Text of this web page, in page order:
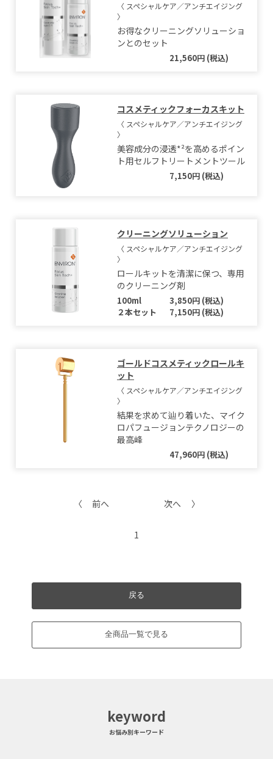
〈 スペシャルケア／アンチエイジング
〉
お得なクリーニングソリューショ
ンとのセット
21,560円 (税込)
コスメティックフォーカスキット
〈 スペシャルケア／アンチエイジング
〉
美容成分の浸透*²を高めるポイン
ト用セルフトリートメントツール
7,150円 (税込)
クリーニングソリューション
〈 スペシャルケア／アンチエイジング
〉
ロールキットを清潔に保つ、専用
のクリーニング剤
100ml
3,850円 (税込)
２本セット
7,150円 (税込)
ゴールドコスメティックロールキ
ット
〈 スペシャルケア／アンチエイジング
〉
結果を求めて辿り着いた、マイク
ロパフュージョンテクノロジーの
最高峰
47,960円 (税込)
前へ
1
次へ
戻る
全商品一覧で見る
keyword
お悩み別キーワード